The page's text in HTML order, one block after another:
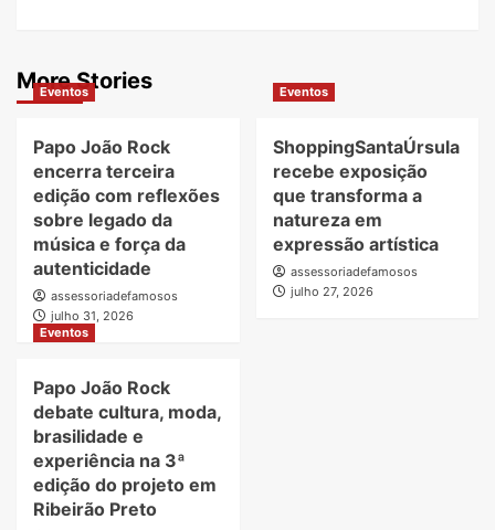
More Stories
Eventos
Papo João Rock
encerra terceira
edição com reflexões
sobre legado da
música e força da
autenticidade
assessoriadefamosos
julho 31, 2026
Eventos
ShoppingSantaÚrsula
recebe exposição
que transforma a
natureza em
expressão artística
assessoriadefamosos
julho 27, 2026
Eventos
Papo João Rock
debate cultura, moda,
brasilidade e
experiência na 3ª
edição do projeto em
Ribeirão Preto